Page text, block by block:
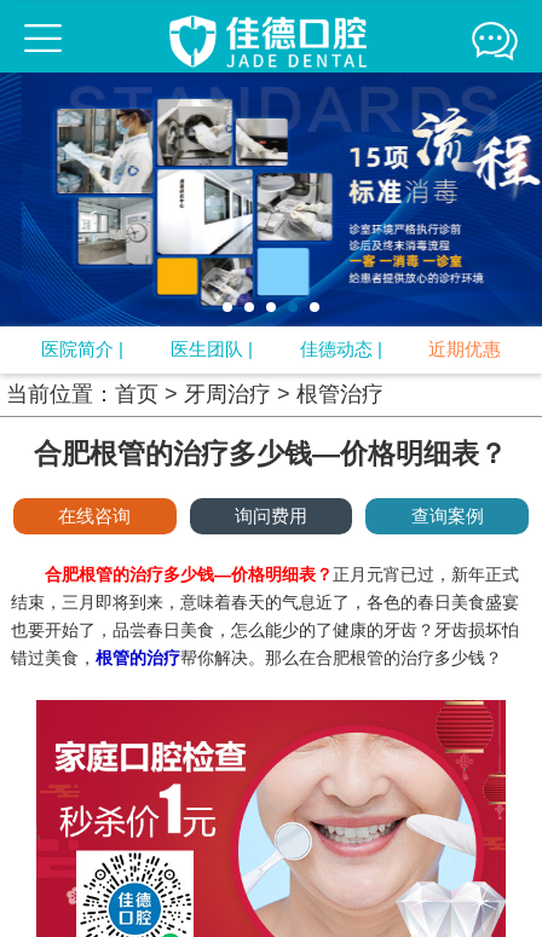
佳德简介 医生团队 来院路线
媒体报道 精彩互动 牙齿正畸
牙齿修复 口腔疾病 牙周治疗
口腔预防 视频中心 专题
口腔知识
医院简介 | 医生团队 | 佳德动态 | 近期优惠
当前位置： 首页 > 牙周治疗 > 根管治疗
合肥根管的治疗多少钱—价格明细表？
在线咨询 询问费用 查询案例
合肥根管的治疗多少钱—价格明细表？正月元宵已过，新年正式
结束，三月即将到来，意味着春天的气息近了，各色的春日美食盛宴
也要开始了，品尝春日美食，怎么能少的了健康的牙齿？牙齿损坏怕
错过美食， 根管的治疗帮你解决。那么在合肥根管的治疗多少钱？